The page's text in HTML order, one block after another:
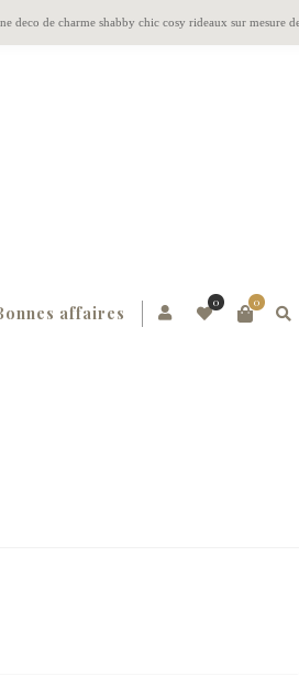
deco de charme shabby chic cosy rideaux sur mesure
0
0
affaires